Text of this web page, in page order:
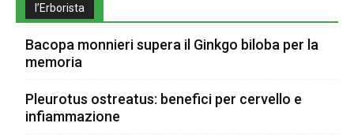
l’Erborista
Bacopa monnieri supera il Ginkgo biloba per la
memoria
Pleurotus ostreatus: benefici per cervello e
infiammazione